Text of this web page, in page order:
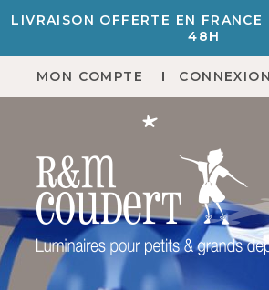
LIVRAISON OFFERTE EN
48H
MON COMPTE CONNEXION